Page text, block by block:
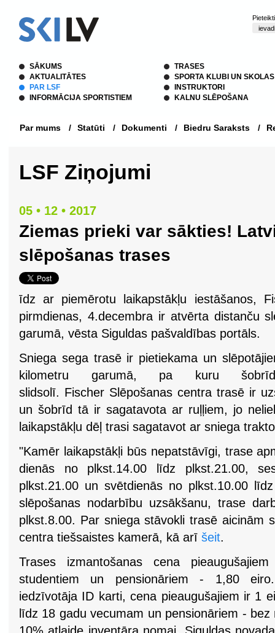
SĀKUMS
AKTUALITĀTES
PAR LSF
INFORMĀCIJA SPORTISTIEM
TRASES
SPORTA KLUBI UN SKOLAS
INSTRUKTORI
KALNU SLĒPOŠANA
Par mums / Statūti / Dokumenti / Biedru Saraksts /
LSF Ziņojumi
05 • 12 • 2017
Ziemas prieki var sākties!
slēpošanas trases
īdz ar piemērotu laikapstākļu iestāšanos,
pirmdienas, 4.decembra ir atvērta distanču
garumā, vēsta Siguldas pašvaldības portāls.
Sniega sega trasē ir pietiekama un
kilometru garumā, pa kuru
slidsolī. Fischer Slēpošanas centra trasē ir
un šobrīd tā ir sagatavota ar ruļļiem, jo
laikapstākļu dēļ trasi sagatavot ar sniega
"Kamēr laikapstākļi būs nepatstāvīgi, trase
dienās no plkst.14.00 līdz plkst.21.00,
plkst.21.00 un svētdienās no plkst.10.00
slēpošanas nodarbību uzsākšanu, trase
plkst.8.00. Par sniega stāvokli trasē aicinām
centra tiešsaistes kamerā, kā arī šeit.
Trases izmantošanas cena
studentiem un pensionāriem - 1,80
iedzīvotāja ID karti, cena pieaugušajiem ir 1
līdz 18 gadu vecumam un pensionāriem -